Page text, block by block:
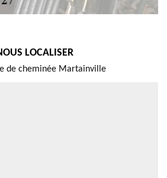
LOCALISER
de cheminée Martainville